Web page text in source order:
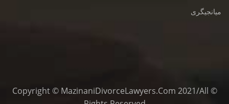
میانجیگری
© Copyright © MazinaniDivorceLawyers.com 2021/All